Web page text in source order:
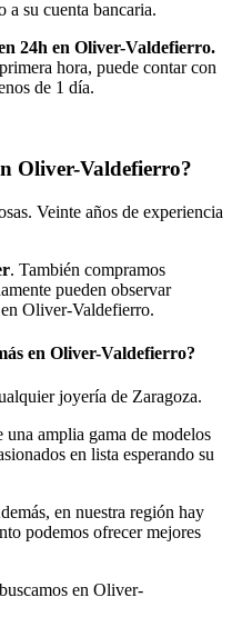
a su cuenta bancaria.
24h en Oliver-Valdefierro.
hora, puede contar con
de 1 día.
Oliver-Valdefierro?
Veinte años de experiencia
. También compramos
pueden observar
Oliver-Valdefierro.
en Oliver-Valdefierro?
joyería de Zaragoza.
una amplia gama de modelos
en lista esperando su
en nuestra región hay
podemos ofrecer mejores
en Oliver-